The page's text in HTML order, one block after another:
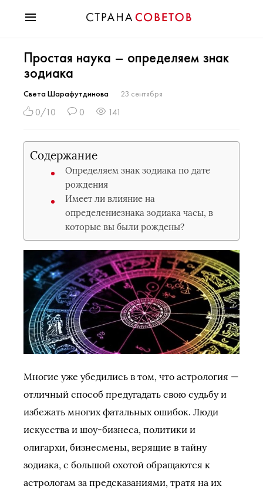
Мода
Звезды
Гороскопы
Здоровье
Хобби
Разное
Праздники
Простая наука – определяем знак
зодиака
Света Шарафутдинова 23 сентября
0/10 0 141
Содержание
Определяем знак зодиака по дате
рождения
Имеет ли влияние на
определениезнака зодиака часы, в
которые вы были рождены?
Многие уже убедились в том, что астрология —
отличный способ предугадать свою судьбу и
избежать многих фатальных ошибок. Люди
искусства и шоу-бизнеса, политики и
олигархи, бизнесмены, верящие в тайну
зодиака, с большой охотой обращаются к
астрологам за предсказаниями, тратя на их